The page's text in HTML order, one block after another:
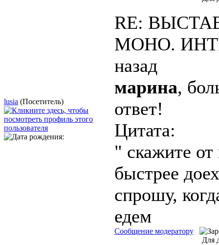
lusia (Посетитель)
RE:
МОНО.
назад
марина,
ответ!
Цитата:
" скажите
быстрее
спрошу,
едем
Сообщение модератору
Для